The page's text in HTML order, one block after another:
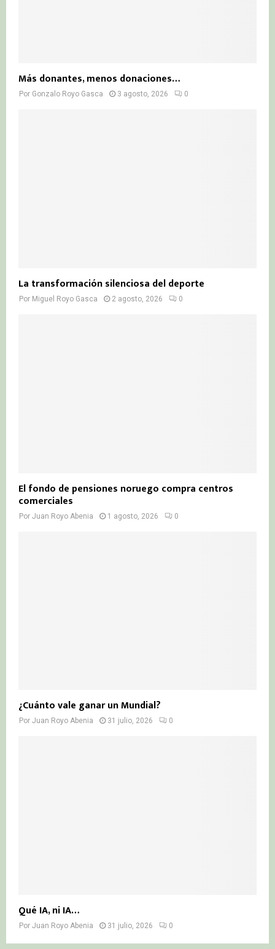
Más donantes, menos donaciones…
Por Gonzalo Royo Gasca 3 agosto, 2026 0
La transformación silenciosa del deporte
Por Miguel Royo Gasca 2 agosto, 2026 0
El fondo de pensiones noruego compra centros
comerciales
Por Juan Royo Abenia 1 agosto, 2026 0
¿Cuánto vale ganar un Mundial?
Por Juan Royo Abenia 31 julio, 2026 0
Qué IA, ni IA…
Por Juan Royo Abenia 31 julio, 2026 0